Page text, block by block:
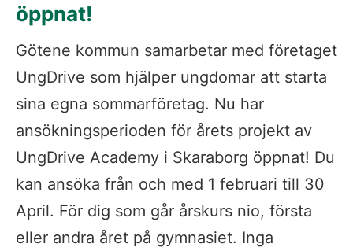
öppnat!
Götene kommun samarbetar med företaget
UngDrive som hjälper ungdomar att starta
sina egna sommarföretag. Nu har
ansökningsperioden för årets projekt av
UngDrive Academy i Skaraborg öppnat! Du
kan ansöka från och med 1 februari till 30
April. För dig som går årskurs nio, första
eller andra året på gymnasiet. Inga